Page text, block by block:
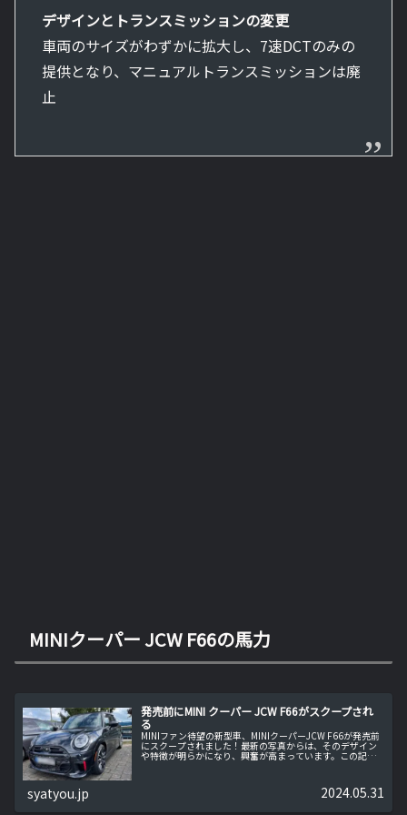
デザインとトランスミッションの変更
車両のサイズがわずかに拡大し、7速DCTのみの
提供となり、マニュアルトランスミッションは廃
止
MINIクーパー JCW F66の馬力
発売前にMINI クーパー JCW F66がスクープされ
る
MINIファン待望の新型車、MINIクーパーJCW F66が発売前
にスクープされました！最新の写真からは、そのデザイン
や特徴が明らかになり、興奮が高まっています。この記事
syatyou.jp 2024.05.31